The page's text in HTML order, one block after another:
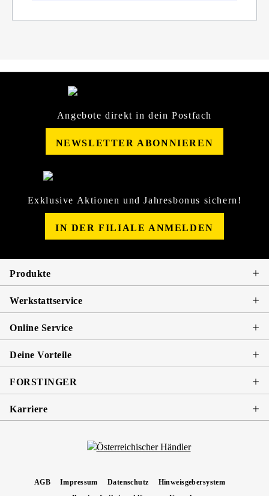
Angebote direkt in dein Postfach
NEWSLETTER ABONNIEREN
Exklusive Aktionen und Jahresbonus sichern!
IN DER FILIALE ANMELDEN
Produkte
Werkstattservice
Online Service
Deine Vorteile
FORSTINGER
Karriere
AGB Impressum Datenschutz
Hinweisgebersystem